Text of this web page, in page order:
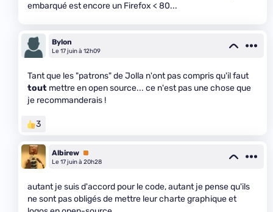
embarqué est encore un Firefox < 80...
Bylon
Le 17 juin à 12h09
Tant que les "patrons" de Jolla n'ont pas compris qu'il faut
tout mettre en open source... ce n'est pas une chose que
je recommanderais !
3
Albirew Premium
Le 17 juin à 20h28
autant je suis d'accord pour le code, autant je pense qu'ils
ne sont pas obligés de mettre leur charte graphique et